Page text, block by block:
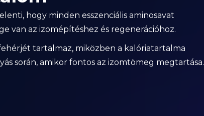
hogy minden esszenciális aminosavat
van az izomépítéshez és regenerációhoz.
tartalmaz, miközben a kalóriatartalma
során, amikor fontos az izomtömeg megtartása.